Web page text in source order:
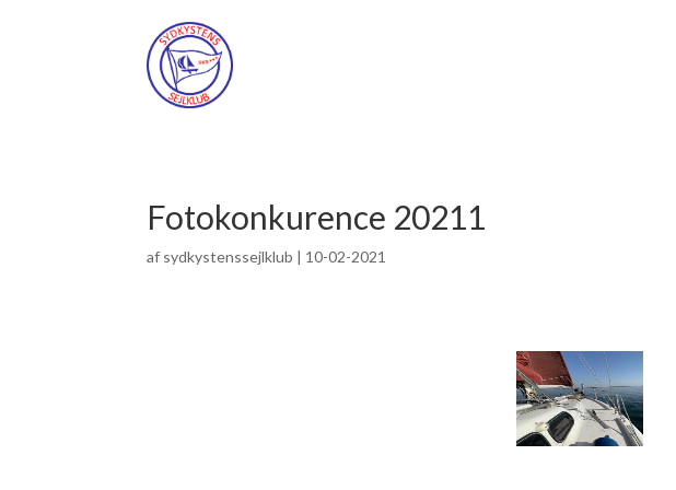
Fotokonkurence 20211
af sydkystenssejlklub | 10-02-2021